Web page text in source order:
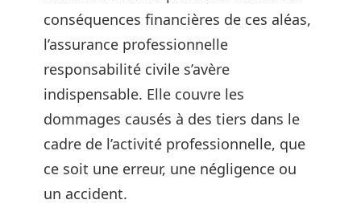
conséquences financières de ces aléas,
l’assurance professionnelle
responsabilité civile s’avère
indispensable. Elle couvre les
dommages causés à des tiers dans le
cadre de l’activité professionnelle, que
ce soit une erreur, une négligence ou
un accident.